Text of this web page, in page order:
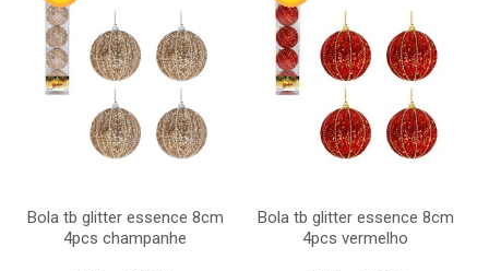
Bola tb glitter essence 8cm
4pcs champanhe
Bola tb glitter essence 8cm
4pcs vermelho